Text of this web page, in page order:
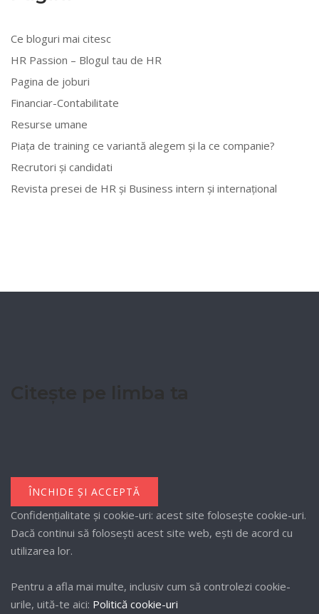
Ce bloguri mai citesc
HR Passion – Blogul tau de HR
Pagina de joburi
Financiar-Contabilitate
Resurse umane
Piața de training ce variantă alegem și la ce companie?
Recrutori și candidati
Revista presei de HR și Business intern și internațional
Confidențialitate și cookie-uri: acest site folosește cookie-uri.
Dacă continui să folosești acest site web, ești de acord cu
utilizarea lor.
Pentru a afla mai multe, inclusiv cum să controlezi cookie-
urile, uită-te aici: Politică cookie-uri